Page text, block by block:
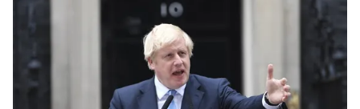
Theo dõi báo trên